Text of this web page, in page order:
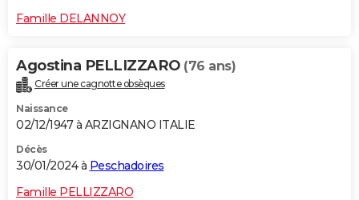
Famille DELANNOY
Agostina PELLIZZARO (76 ans)
Créer une cagnotte obsèques
Naissance
02/12/1947 à ARZIGNANO ITALIE
Décès
30/01/2024 à Peschadoires
Famille PELLIZZARO